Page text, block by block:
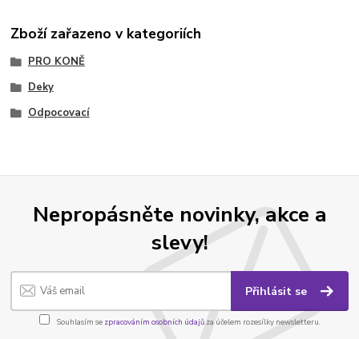
Zboží zařazeno v kategoriích
PRO KONĚ
Deky
Odpocovací
Nepropásněte novinky, akce a
slevy!
Přihlásit se
Souhlasím se zpracováním osobních údajůza účelem rozesílky newsletteru.